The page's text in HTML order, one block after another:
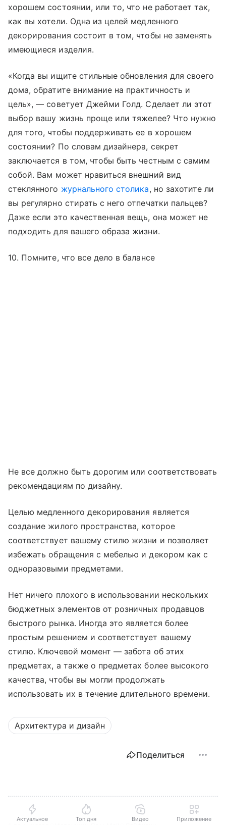
хорошем состоянии, или то, что не работает так,
как вы хотели. Одна из целей медленного
декорирования состоит в том, чтобы не заменять
имеющиеся изделия.
«Когда вы ищите стильные обновления для своего
дома, обратите внимание на практичность и
цель», — советует Джейми Голд. Сделает ли этот
выбор вашу жизнь проще или тяжелее? Что нужно
для того, чтобы поддерживать ее в хорошем
состоянии? По словам дизайнера, секрет
заключается в том, чтобы быть честным с самим
собой. Вам может нравиться внешний вид
стеклянного журнального столика, но захотите ли
вы регулярно стирать с него отпечатки пальцев?
Даже если это качественная вещь, она может не
подходить для вашего образа жизни.
10. Помните, что все дело в балансе
Не все должно быть дорогим или соответствовать
рекомендациям по дизайну.
Целью медленного декорирования является
создание жилого пространства, которое
соответствует вашему стилю жизни и позволяет
избежать обращения с мебелью и декором как с
одноразовыми предметами.
Нет ничего плохого в использовании нескольких
бюджетных элементов от розничных продавцов
быстрого рынка. Иногда это является более
простым решением и соответствует вашему
стилю. Ключевой момент — забота об этих
предметах, а также о предметах более высокого
качества, чтобы вы могли продолжать
использовать их в течение длительного времени.
Архитектура и дизайн
Поделиться
Актуальное Топ дня Видео Приложение